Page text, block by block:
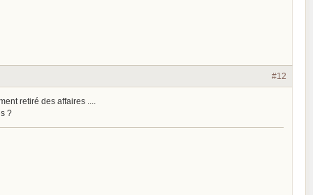
#12
retiré des affaires ....
?